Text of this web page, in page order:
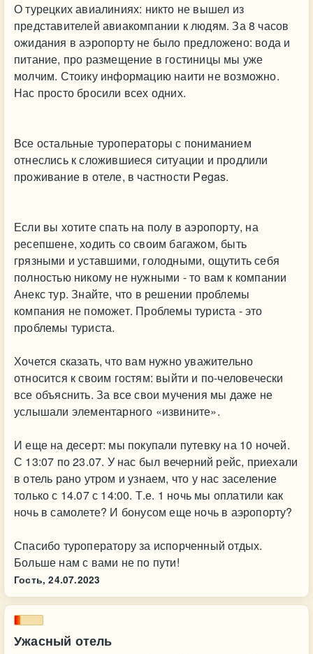
О турецких авиалиниях: никто не вышел из
представителей авиакомпании к людям. За 8 часов
ожидания в аэропорту не было предложено: вода и
питание, про размещение в гостиницы мы уже
молчим. Стоику информацию наити не возможно.
Нас просто бросили всех одних.
Все остальные туроператоры с пониманием
отнеслись к сложившиеся ситуации и продлили
проживание в отеле, в частности Pegas.
Если вы хотите спать на полу в аэропорту, на
ресепшене, ходить со своим багажом, быть
грязными и уставшими, голодными, ощутить себя
полностью никому не нужными - то вам к компании
Анекс тур. Знайте, что в решении проблемы
компания не поможет. Проблемы туриста - это
проблемы туриста.
Хочется сказать, что вам нужно уважительно
относится к своим гостям: выйти и по-человечески
все объяснить. За все свои мучения мы даже не
услышали элементарного «извините».
И еще на десерт: мы покупали путевку на 10 ночей.
С 13:07 по 23.07. У нас был вечерний рейс, приехали
в отель рано утром и узнаем, что у нас заселение
только с 14.07 с 14:00. Т.е. 1 ночь мы оплатили как
ночь в самолете? И бонусом еще ночь в аэропорту?
Спасибо туроператору за испорченный отдых.
Больше нам с вами не по пути!
Гость, 24.07.2023
Ужасный отель